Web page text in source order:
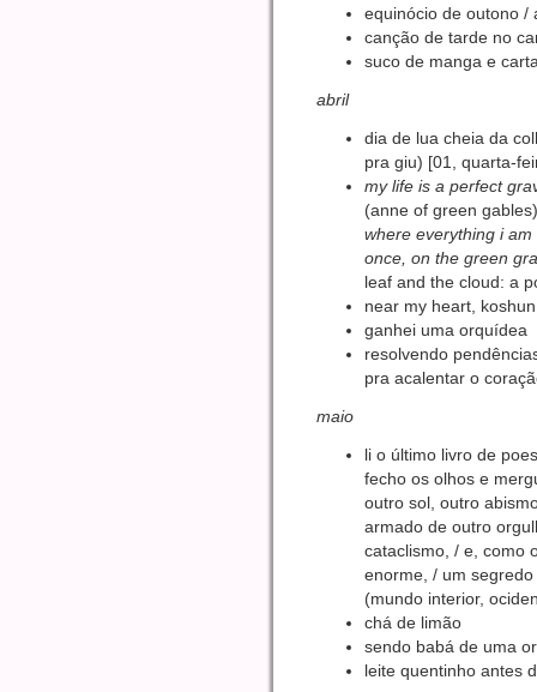
equinócio de outono /
canção de tarde no
suco de manga e
abril
dia de lua cheia da
pra giu) [01, quarta-
my life is a perfect
(anne of green
where everything i
once, on the green
leaf and the cloud: a
near my heart,
ganhei uma orquídea
resolvendo
pra acalentar o
maio
li o último livro de
fecho os olhos e
outro sol, outro
armado de outro
cataclismo, / e, como
enorme, / um
(mundo interior,
chá de limão
sendo babá de uma
leite quentinho antes